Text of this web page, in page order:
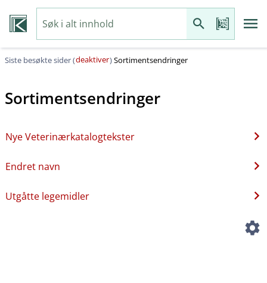
Siste besøkte sider (deaktiver)Sortimentsendringer
Sortimentsendringer
Nye Veterinærkatalogtekster
Endret navn
Utgåtte legemidler